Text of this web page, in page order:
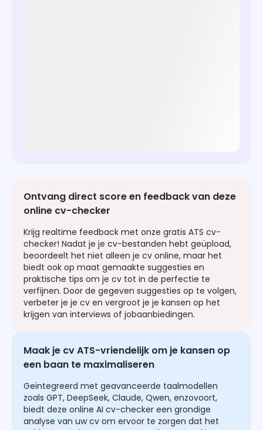
Ontvang direct score en feedback van deze
online cv-checker
Krijg realtime feedback met onze gratis ATS cv-
checker! Nadat je je cv-bestanden hebt geüpload,
beoordeelt het niet alleen je cv online, maar het
biedt ook op maat gemaakte suggesties en
praktische tips om je cv tot in de perfectie te
verfijnen. Door de gegeven suggesties op te volgen,
verbeter je je cv en vergroot je je kansen op het
krijgen van interviews of jobaanbiedingen.
Maak je cv ATS-vriendelijk om je kansen op
een baan te maximaliseren
Geïntegreerd met geavanceerde taalmodellen
zoals GPT, DeepSeek, Claude, Qwen, enzovoort,
biedt deze online AI cv-checker een grondige
analyse van uw cv om ervoor te zorgen dat het